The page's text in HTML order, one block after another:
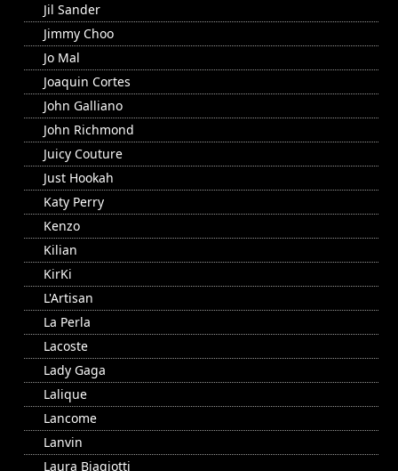
Jil Sander
Jimmy Choo
Jo Mal
Joaquin Cortes
John Galliano
John Richmond
Juicy Couture
Just Hookah
Katy Perry
Kenzo
Kilian
KirKi
L'Artisan
La Perla
Lacoste
Lady Gaga
Lalique
Lancome
Lanvin
Laura Biagiotti